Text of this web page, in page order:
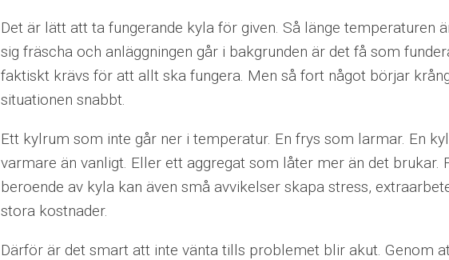
Det är lätt att ta fungerande kyla för given. Så länge temperaturen
sig fräscha och anläggningen går i bakgrunden är det få som
faktiskt krävs för att allt ska fungera. Men så fort något börjar
situationen snabbt.
Ett kylrum som inte går ner i temperatur. En frys som larmar. En
varmare än vanligt. Eller ett aggregat som låter mer än det brukar.
beroende av kyla kan även små avvikelser skapa stress,
stora kostnader.
Därför är det smart att inte vänta tills problemet blir akut. Genom